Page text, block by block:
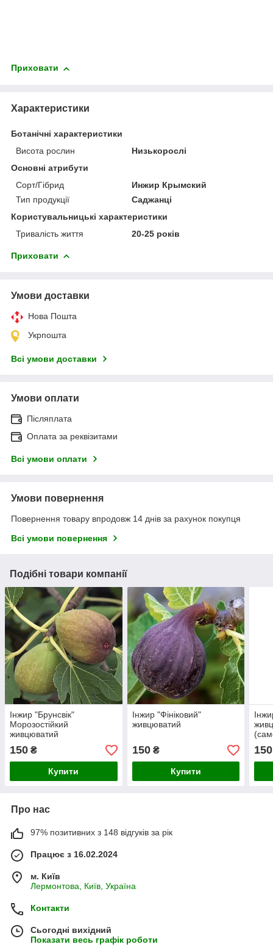
Приховати
Характеристики
Ботанічні характеристики
Висота рослин
Низькорослі
Основні атрибути
Сорт/Гібрид
Инжир Крымский
Тип продукції
Саджанці
Користувальницькі характеристики
Тривалість життя
20-25 років
Приховати
Умови доставки
Нова Пошта
Укрпошта
Всі умови доставки
Умови оплати
Післяплата
Оплата за реквізитами
Всі умови оплати
Умови повернення
Повернення товару впродовж 14 днів за рахунок покупця
Всі умови повернення
Подібні товари компанії
Інжир "Брунсвік"
Морозостійкий
живцюватий
150 ₴
Купити
Інжир "Фініковий"
живцюватий
150₴
Купити
150
Про нас
97% позитивних з 148 відгуків за рік
Працює з 16.02.2024
м. Київ
Лермонтова, Київ, Україна
Контакти
Сьогодні вихідний
Показати весь графік роботи